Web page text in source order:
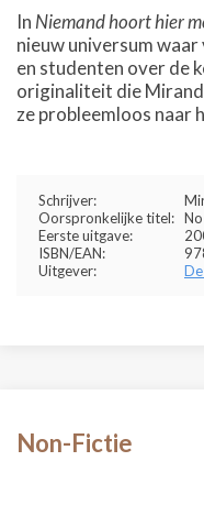
In Niemand hoort hier
nieuw universum
en studenten over de
originaliteit die
ze probleemloos naar
Schrijver:
Oorspronkelijke titel:
Eerste uitgave:
ISBN/EAN:
Uitgever:
Non-Fictie